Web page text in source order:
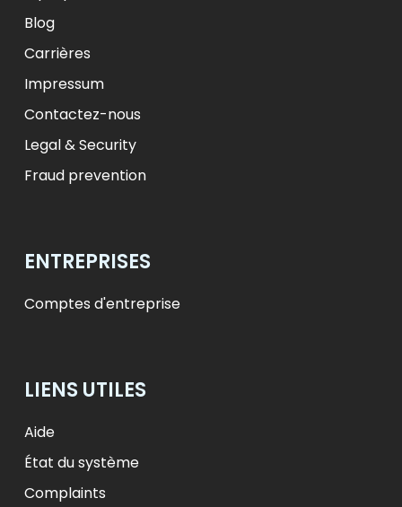
Blog
Carrières
Impressum
Contactez-nous
Legal & Security
Fraud prevention
ENTREPRISES
Comptes d'entreprise
LIENS UTILES
Aide
État du système
Complaints